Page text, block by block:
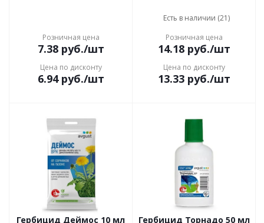
Розничная цена
7.38руб./шт
Цена по дисконту
6.94руб./шт
Есть в наличии (21)
Розничная цена
14.18руб./шт
Цена по дисконту
13.33руб./шт
Гербицид Деймос 10 мл Гербицид Торнадо 50 мл